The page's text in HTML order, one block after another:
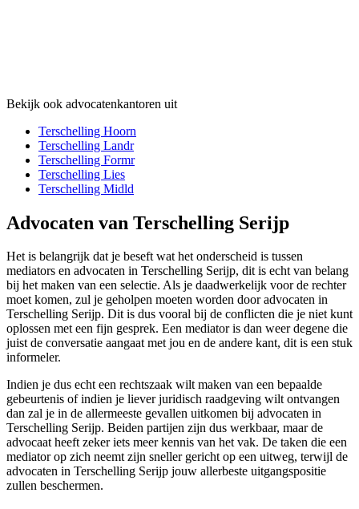
Bekijk ook advocatenkantoren uit
Terschelling Hoorn
Terschelling Landr
Terschelling Formr
Terschelling Lies
Terschelling Midld
Advocaten van Terschelling Serijp
Het is belangrijk dat je beseft wat het onderscheid is tussen
mediators en advocaten in Terschelling Serijp, dit is echt van belang
bij het maken van een selectie. Als je daadwerkelijk voor de rechter
moet komen, zul je geholpen moeten worden door advocaten in
Terschelling Serijp. Dit is dus vooral bij de conflicten die je niet kunt
oplossen met een fijn gesprek. Een mediator is dan weer degene die
juist de conversatie aangaat met jou en de andere kant, dit is een stuk
informeler.
Indien je dus echt een rechtszaak wilt maken van een bepaalde
gebeurtenis of indien je liever juridisch raadgeving wilt ontvangen
dan zal je in de allermeeste gevallen uitkomen bij advocaten in
Terschelling Serijp. Beiden partijen zijn dus werkbaar, maar de
advocaat heeft zeker iets meer kennis van het vak. De taken die een
mediator op zich neemt zijn sneller gericht op een uitweg, terwijl de
advocaten in Terschelling Serijp jouw allerbeste uitgangspositie
zullen beschermen.